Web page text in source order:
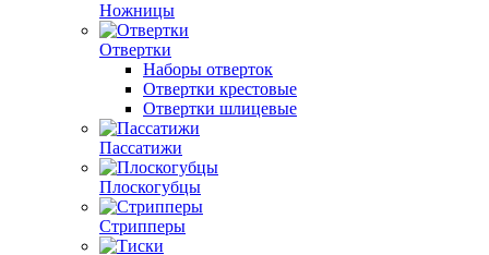
Ножницы
Отвертки
Наборы отверток
Отвертки крестовые
Отвертки шлицевые
Пассатижи
Плоскогубцы
Стрипперы